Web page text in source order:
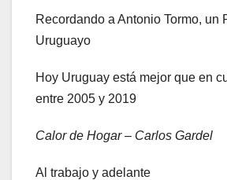
Recordando a Antonio Tormo, un
Uruguayo
Hoy Uruguay está mejor que en
entre 2005 y 2019
Calor de Hogar – Carlos Gardel
Al trabajo y adelante